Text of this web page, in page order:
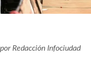
porRedacción Infociudad